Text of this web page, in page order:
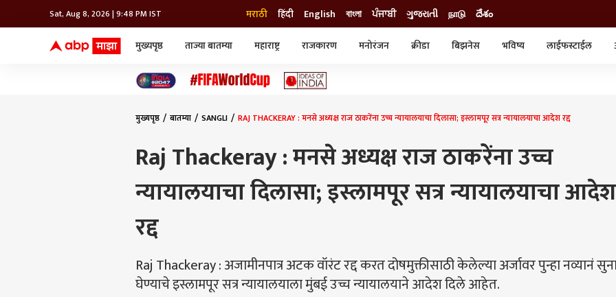
Sat, Aug 8, 2026 | 9:48 PM IST मराठी हिंदी English বাংলা ਪੰਜਾਬੀ ગુજરાતી நாடு దేశం
मुख्यपृष्ठ ताज्या बातम्या महाराष्ट्र राजकारण मनोरंजन क्रीडा बिझनेस भविष्य लाईफस्टाईल
मुख्यपृष्ठ बातम्या SANGLI RAJ THACKERAY : मनसे अध्यक्ष राज ठाकरेंना उच्च न्यायालयाचा दिलासा; इस्लामपूर सत्र न्यायालयाचा आदेश रद्द
Raj Thackeray : मनसे अध्यक्ष राज ठाकरेंना उच्च
न्यायालयाचा दिलासा; इस्लामपूर सत्र न्यायालयाचा आदेश
रद्द
Raj Thackeray : अजामीनपात्र अटक वॉरंट रद्द करत दोषमुक्तीसाठी केलेल्या अर्जावर पुन्हा नव्यानं
घेण्याचे इस्लामपूर सत्र न्यायालयाला मुंबई उच्च न्यायालयाने आदेश दिले आहेत.